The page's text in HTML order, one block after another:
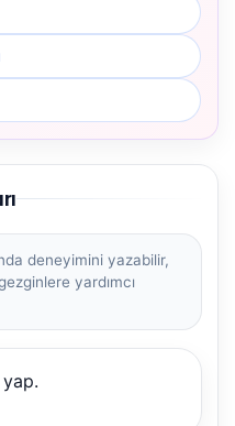
deneyimini yazabilir,
yardımcı
yap.